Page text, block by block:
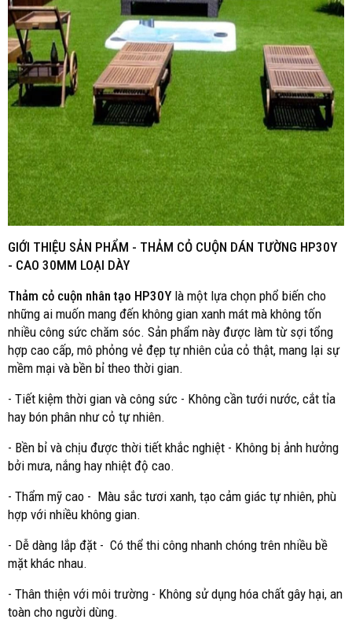
GIỚI THIỆU SẢN PHẨM - THẢM CỎ CUỘN DÁN TƯỜNG HP30Y
- CAO 30MM LOẠI DÀY
Thảm cỏ cuộn nhân tạo HP30Y là một lựa chọn phổ biến cho
những ai muốn mang đến không gian xanh mát mà không tốn
nhiều công sức chăm sóc. Sản phẩm này được làm từ sợi tổng
hợp cao cấp, mô phỏng vẻ đẹp tự nhiên của cỏ thật, mang lại sự
mềm mại và bền bỉ theo thời gian.
- Tiết kiệm thời gian và công sức - Không cần tưới nước, cắt tỉa
hay bón phân như cỏ tự nhiên.
- Bền bỉ và chịu được thời tiết khắc nghiệt - Không bị ảnh hưởng
bởi mưa, nắng hay nhiệt độ cao.
- Thẩm mỹ cao - Màu sắc tươi xanh, tạo cảm giác tự nhiên, phù
hợp với nhiều không gian.
- Dễ dàng lắp đặt - Có thể thi công nhanh chóng trên nhiều bề
mặt khác nhau.
- Thân thiện với môi trường - Không sử dụng hóa chất gây hại, an
toàn cho người dùng.